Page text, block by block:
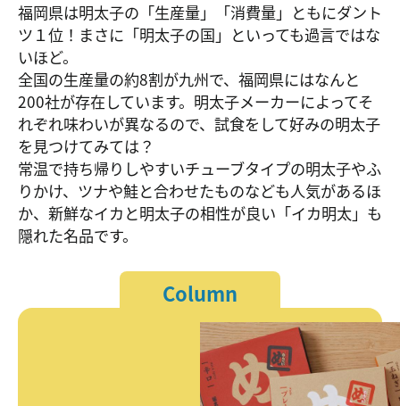
福岡県は明太子の「生産量」「消費量」ともにダント
ツ１位！まさに「明太子の国」といっても過言ではな
いほど。
全国の生産量の約8割が九州で、福岡県にはなんと
200社が存在しています。明太子メーカーによってそ
れぞれ味わいが異なるので、試食をして好みの明太子
を見つけてみては？
常温で持ち帰りしやすいチューブタイプの明太子やふ
りかけ、ツナや鮭と合わせたものなども人気があるほ
か、新鮮なイカと明太子の相性が良い「イカ明太」も
隠れた名品です。
Column